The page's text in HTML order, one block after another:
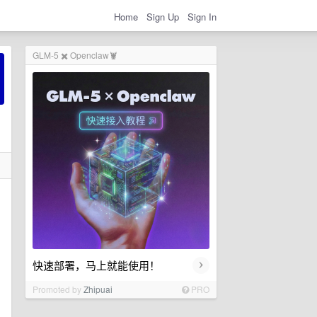
Home Sign Up Sign In
GLM-5 ✖️ Openclaw🦞
快速部署，马上就能使用！ ›
Promoted byZhipuai PRO